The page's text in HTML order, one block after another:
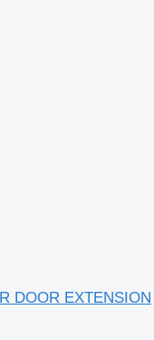
DOOR EXTENSION